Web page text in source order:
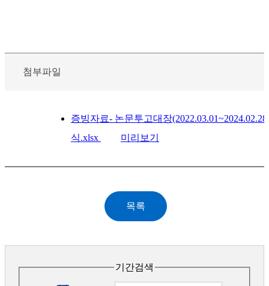
첨부파일
증빙자료- 논문투고대장
식.xlsx
미리보기
기간검색